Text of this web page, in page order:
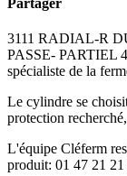
Partager
3111 RADIAL-R
PASSE- PARTIEL
spécialiste de la
Le cylindre se
protection
L'équipe Cléferm
produit: 01 47 21